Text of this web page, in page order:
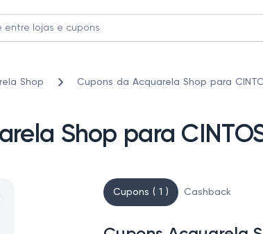
Shop Cupons da Acquarela Shop para
Shop para
Cupons ( 1 ) Cashback